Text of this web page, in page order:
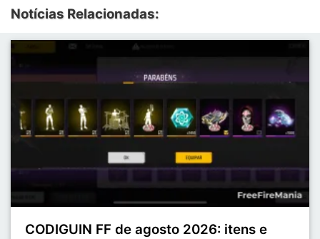
Notícias Relacionadas:
CODIGUIN FF de agosto 2026: itens e